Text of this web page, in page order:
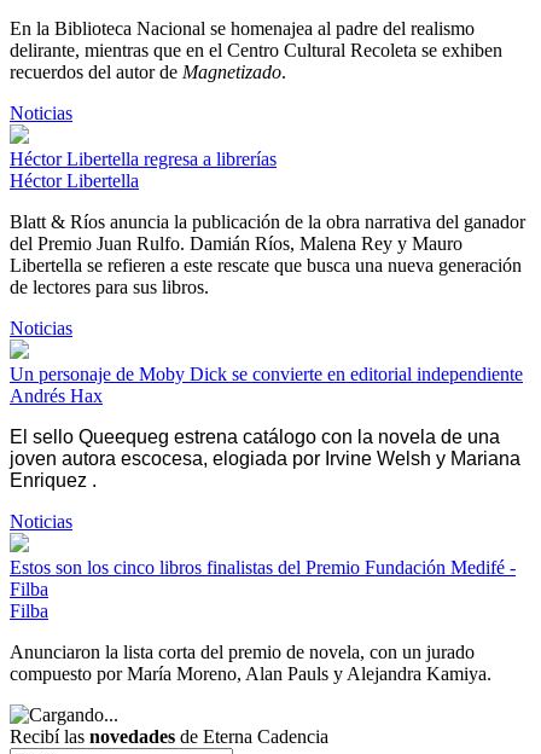
En la Biblioteca Nacional se homenajea al padre del realismo
delirante, mientras que en el Centro Cultural Recoleta se exhiben
recuerdos del autor de Magnetizado.
Noticias
Héctor Libertella regresa a librerías
Héctor Libertella
Blatt & Ríos anuncia la publicación de la obra narrativa del ganador
del Premio Juan Rulfo. Damián Ríos, Malena Rey y Mauro
Libertella se refieren a este rescate que busca una nueva generación
de lectores para sus libros.
Noticias
Un personaje de Moby Dick se convierte en editorial independiente
Andrés Hax
El sello Queequeg estrena catálogo con la novela de una
joven autora escocesa, elogiada por Irvine Welsh y Mariana
Enriquez .
Noticias
Estos son los cinco libros finalistas del Premio Fundación Medifé -
Filba
Filba
Anunciaron la lista corta del premio de novela, con un jurado
compuesto por María Moreno, Alan Pauls y Alejandra Kamiya.
Recibí las novedades de Eterna Cadencia